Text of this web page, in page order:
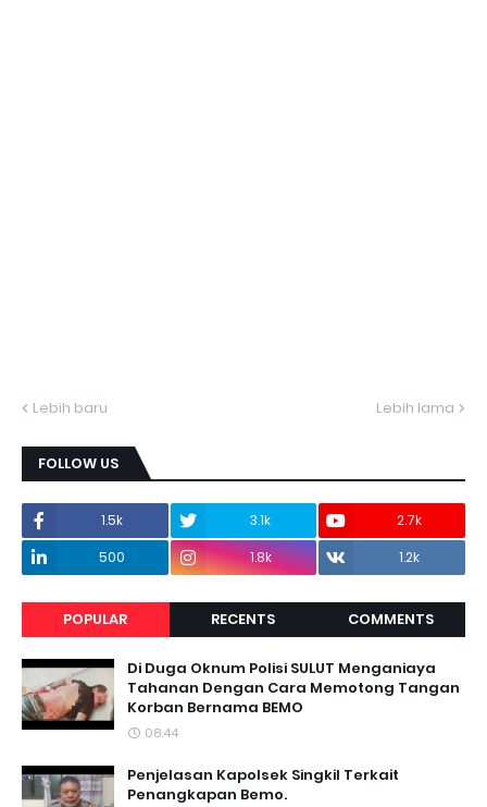
Lebih baru Lebih lama
FOLLOW US
1.5k 3.1k
2.7k
500
1.8k 1.2k
POPULAR RECENTS COMMENTS
Di Duga Oknum Polisi SULUT Menganiaya
Tahanan Dengan Cara Memotong Tangan
Korban Bernama BEMO
08.44
Penjelasan Kapolsek Singkil Terkait
Penangkapan Bemo.